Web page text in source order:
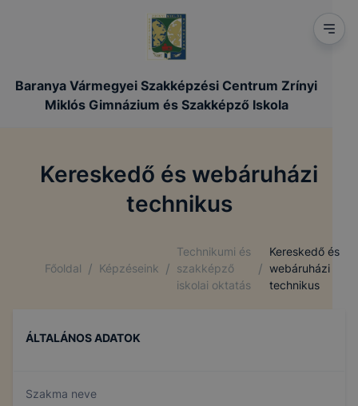
Baranya Vármegyei Szakképzési Centrum Zrínyi
Miklós Gimnázium és Szakképző Iskola
Kereskedő és webáruházi
technikus
Főoldal / Képzéseink /
Technikumi és
szakképző
iskolai oktatás
/
Kereskedő és
webáruházi
technikus
ÁLTALÁNOS ADATOK
Szakma neve